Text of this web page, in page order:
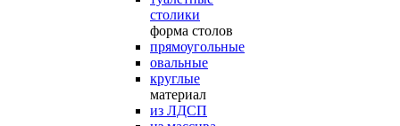
столики
форма столов
прямоугольные
овальные
круглые
материал
из ЛДСП